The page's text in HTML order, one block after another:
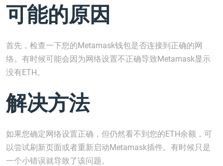
可能的原因
首先，检查一下您的Metamask钱包是否连接到正确的网
络。有时候可能会因为网络设置不正确导致Metamask显示
没有ETH。
解决方法
如果您确定网络设置正确，但仍然看不到您的ETH余额，可
以尝试刷新页面或者重新启动Metamask插件。有时候只是
一个小错误就导致了该问题。